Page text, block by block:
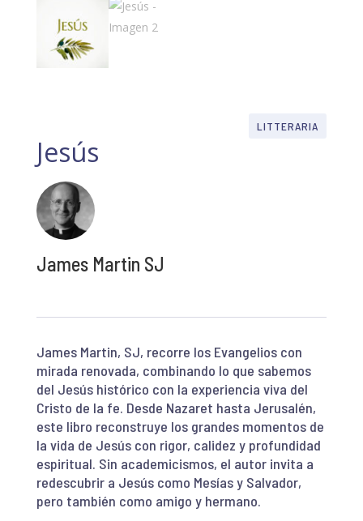
LITTERARIA
Jesús
James Martin SJ
James Martin, SJ, recorre los Evangelios con
mirada renovada, combinando lo que sabemos
del Jesús histórico con la experiencia viva del
Cristo de la fe. Desde Nazaret hasta Jerusalén,
este libro reconstruye los grandes momentos de
la vida de Jesús con rigor, calidez y profundidad
espiritual. Sin academicismos, el autor invita a
redescubrir a Jesús como Mesías y Salvador,
pero también como amigo y hermano.